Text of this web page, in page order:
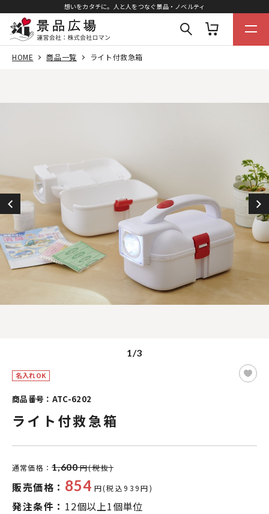
想いをカタチに。人と人をつなぐ景品・ノベルティ
HOME 商品一覧 ライト付救急箱
1/3
名入れOK
商品番号：ATC-6202
ライト付救急箱
通常価格： 1,600円(税抜)
販売価格： 854 円(税込939円)
発注条件： 12個以上1個単位